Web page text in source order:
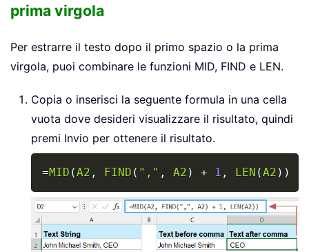
prima virgola
Per estrarre il testo dopo il primo spazio o la prima
virgola, puoi combinare le funzioni MID, FIND e LEN.
Copia o inserisci la seguente formula in una cella
vuota dove desideri visualizzare il risultato, quindi
premi Invio per ottenere il risultato.
=MID (A2 , FIND ( "," , A2 ) + 1 , LEN (A2 ) )
Copy